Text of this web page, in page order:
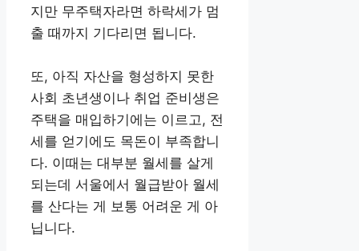
지만 무주택자라면 하락세가 멈
출 때까지 기다리면 됩니다.
또, 아직 자산을 형성하지 못한
사회 초년생이나 취업 준비생은
주택을 매입하기에는 이르고, 전
세를 얻기에도 목돈이 부족합니
다. 이때는 대부분 월세를 살게
되는데 서울에서 월급받아 월세
를 산다는 게 보통 어려운 게 아
닙니다.